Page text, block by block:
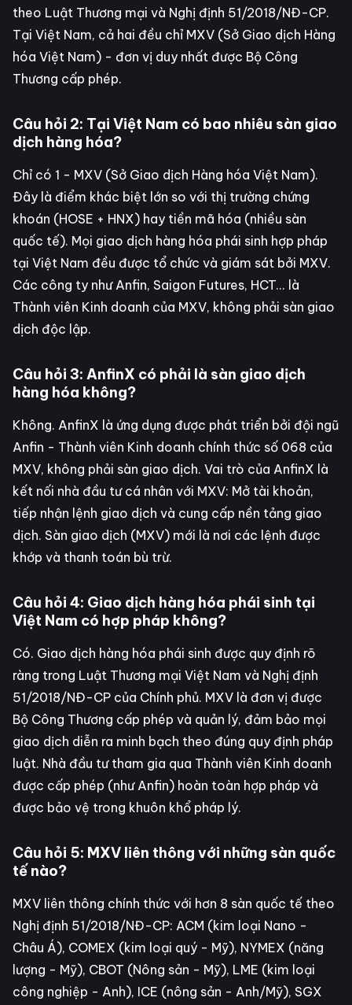
theo Luật Thương mại và Nghị định 51/2018/NĐ-CP.
Tại Việt Nam, cả hai đều chỉ MXV (Sở Giao dịch Hàng
hóa Việt Nam) - đơn vị duy nhất được Bộ Công
Thương cấp phép.
Câu hỏi 2: Tại Việt Nam có bao nhiêu sàn giao
dịch hàng hóa?
Chỉ có 1 - MXV (Sở Giao dịch Hàng hóa Việt Nam).
Đây là điểm khác biệt lớn so với thị trường chứng
khoán (HOSE + HNX) hay tiền mã hóa (nhiều sàn
quốc tế). Mọi giao dịch hàng hóa phái sinh hợp pháp
tại Việt Nam đều được tổ chức và giám sát bởi MXV.
Các công ty như Anfin, Saigon Futures, HCT... là
Thành viên Kinh doanh của MXV, không phải sàn giao
dịch độc lập.
Câu hỏi 3: AnfinX có phải là sàn giao dịch
hàng hóa không?
Không. AnfinX là ứng dụng được phát triển bởi đội ngũ
Anfin - Thành viên Kinh doanh chính thức số 068 của
MXV, không phải sàn giao dịch. Vai trò của AnfinX là
kết nối nhà đầu tư cá nhân với MXV: Mở tài khoản,
tiếp nhận lệnh giao dịch và cung cấp nền tảng giao
dịch. Sàn giao dịch (MXV) mới là nơi các lệnh được
khớp và thanh toán bù trừ.
Câu hỏi 4: Giao dịch hàng hóa phái sinh tại
Việt Nam có hợp pháp không?
Có. Giao dịch hàng hóa phái sinh được quy định rõ
ràng trong Luật Thương mại Việt Nam và Nghị định
51/2018/NĐ-CP của Chính phủ. MXV là đơn vị được
Bộ Công Thương cấp phép và quản lý, đảm bảo mọi
giao dịch diễn ra minh bạch theo đúng quy định pháp
luật. Nhà đầu tư tham gia qua Thành viên Kinh doanh
được cấp phép (như Anfin) hoàn toàn hợp pháp và
được bảo vệ trong khuôn khổ pháp lý.
Câu hỏi 5: MXV liên thông với những sàn quốc
tế nào?
MXV liên thông chính thức với hơn 8 sàn quốc tế theo
Nghị định 51/2018/NĐ-CP: ACM (kim loại Nano -
Châu Á), COMEX (kim loại quý - Mỹ), NYMEX (năng
lượng - Mỹ), CBOT (Nông sản - Mỹ), LME (kim loại
công nghiệp - Anh), ICE (nông sản - Anh/Mỹ), SGX